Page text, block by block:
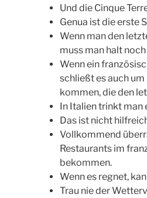
Und die Cinque
Genua ist die erste
Wenn man den
muss man halt
Wenn ein
schließt es auch um
kommen, die den
In Italien trinkt man
Das ist nicht
Vollkommend
Restaurants im
bekommen.
Wenn es regnet,
Trau nie der